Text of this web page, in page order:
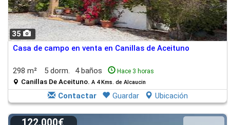
35
Casa de campo en venta en Canillas de Aceituno
298 m² 5 dorm. 4 baños Hace 3 horas
Canillas De Aceituno. A 4 Kms. de Alcaucin
Contactar Guardar Ubicación